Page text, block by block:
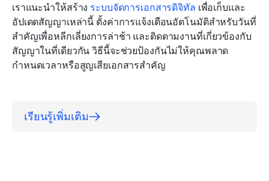
เราแนะนำให้สร้าง ระบบจัดการเอกสารดิจิทัล เพื่อเก็บและ
อัปเดตสัญญาเหล่านี้ ตั้งค่าการแจ้งเตือนอัตโนมัติสำหรับวันที่
สำคัญเพื่อหลีกเลี่ยงการล่าช้า และติดตามงานที่เกี่ยวข้องกับ
สัญญาในที่เดียวกัน วิธีนี้จะช่วยป้องกันไม่ให้คุณพลาด
กำหนดเวลาหรือสูญเสียเอกสารสำคัญ
เรียนรู้เพิ่มเติม